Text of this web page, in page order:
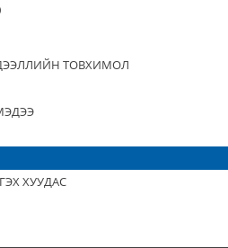
ТОВХИМОЛ
ХУУДАС